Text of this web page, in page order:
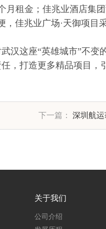
租金；佳兆业酒店集团
佳兆业广场·天御项
这座“英雄城市”不变
，打造更多精品项目，
下一篇： 深圳航
关于我们
公司介绍